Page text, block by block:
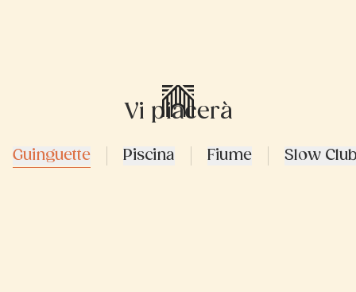
Vi piacerà
Guinguette Piscina Fiume Slow